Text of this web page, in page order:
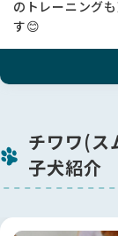
のトレーニング
す😊
チワワ(ス
子犬紹介